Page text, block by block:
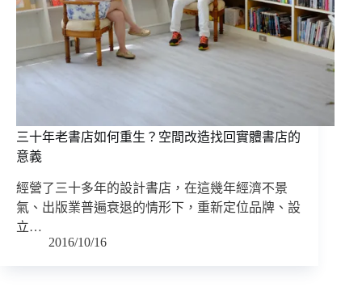
三十年老書店如何重生？空間改造找回實體書店的
意義
經營了三十多年的設計書店，在這幾年經濟不景
氣、出版業普遍衰退的情形下，重新定位品牌、設
立…
2016/10/16